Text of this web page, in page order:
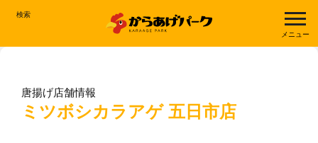
検索
メニュー
唐揚げ店舗情報
ミツボシカラアゲ 五日市店